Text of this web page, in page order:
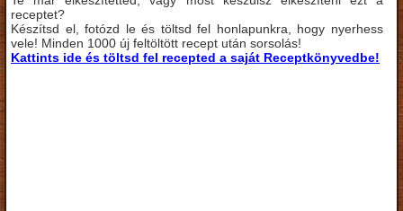
receptet?
Készítsd el, fotózd le és töltsd fel honlapunkra, hogy nyerhess
vele! Minden 1000 új feltöltött recept után sorsolás!
Kattints ide és töltsd fel recepted a saját Receptkönyvedbe!